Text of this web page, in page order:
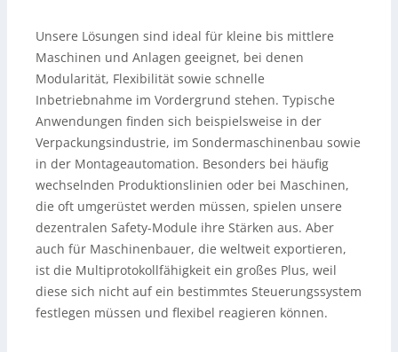
Unsere Lösungen sind ideal für kleine bis mittlere
Maschinen und Anlagen geeignet, bei denen
Modularität, Flexibilität sowie schnelle
Inbetriebnahme im Vordergrund stehen. Typische
Anwendungen finden sich beispielsweise in der
Verpackungsindustrie, im Sondermaschinenbau sowie
in der Montageautomation. Besonders bei häufig
wechselnden Produktionslinien oder bei Maschinen,
die oft umgerüstet werden müssen, spielen unsere
dezentralen Safety-Module ihre Stärken aus. Aber
auch für Maschinenbauer, die weltweit exportieren,
ist die Multiprotokollfähigkeit ein großes Plus, weil
diese sich nicht auf ein bestimmtes Steuerungssystem
festlegen müssen und flexibel reagieren können.